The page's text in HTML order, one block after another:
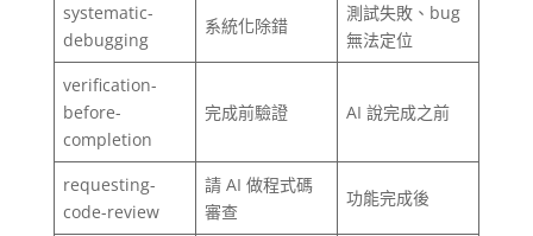
systematic-
debugging
系統化除錯
測試失敗、bug
無法定位
verification-
before-
completion
完成前驗證 AI 說完成之前
requesting-
code-review
請 AI 做程式碼
審查
功能完成後